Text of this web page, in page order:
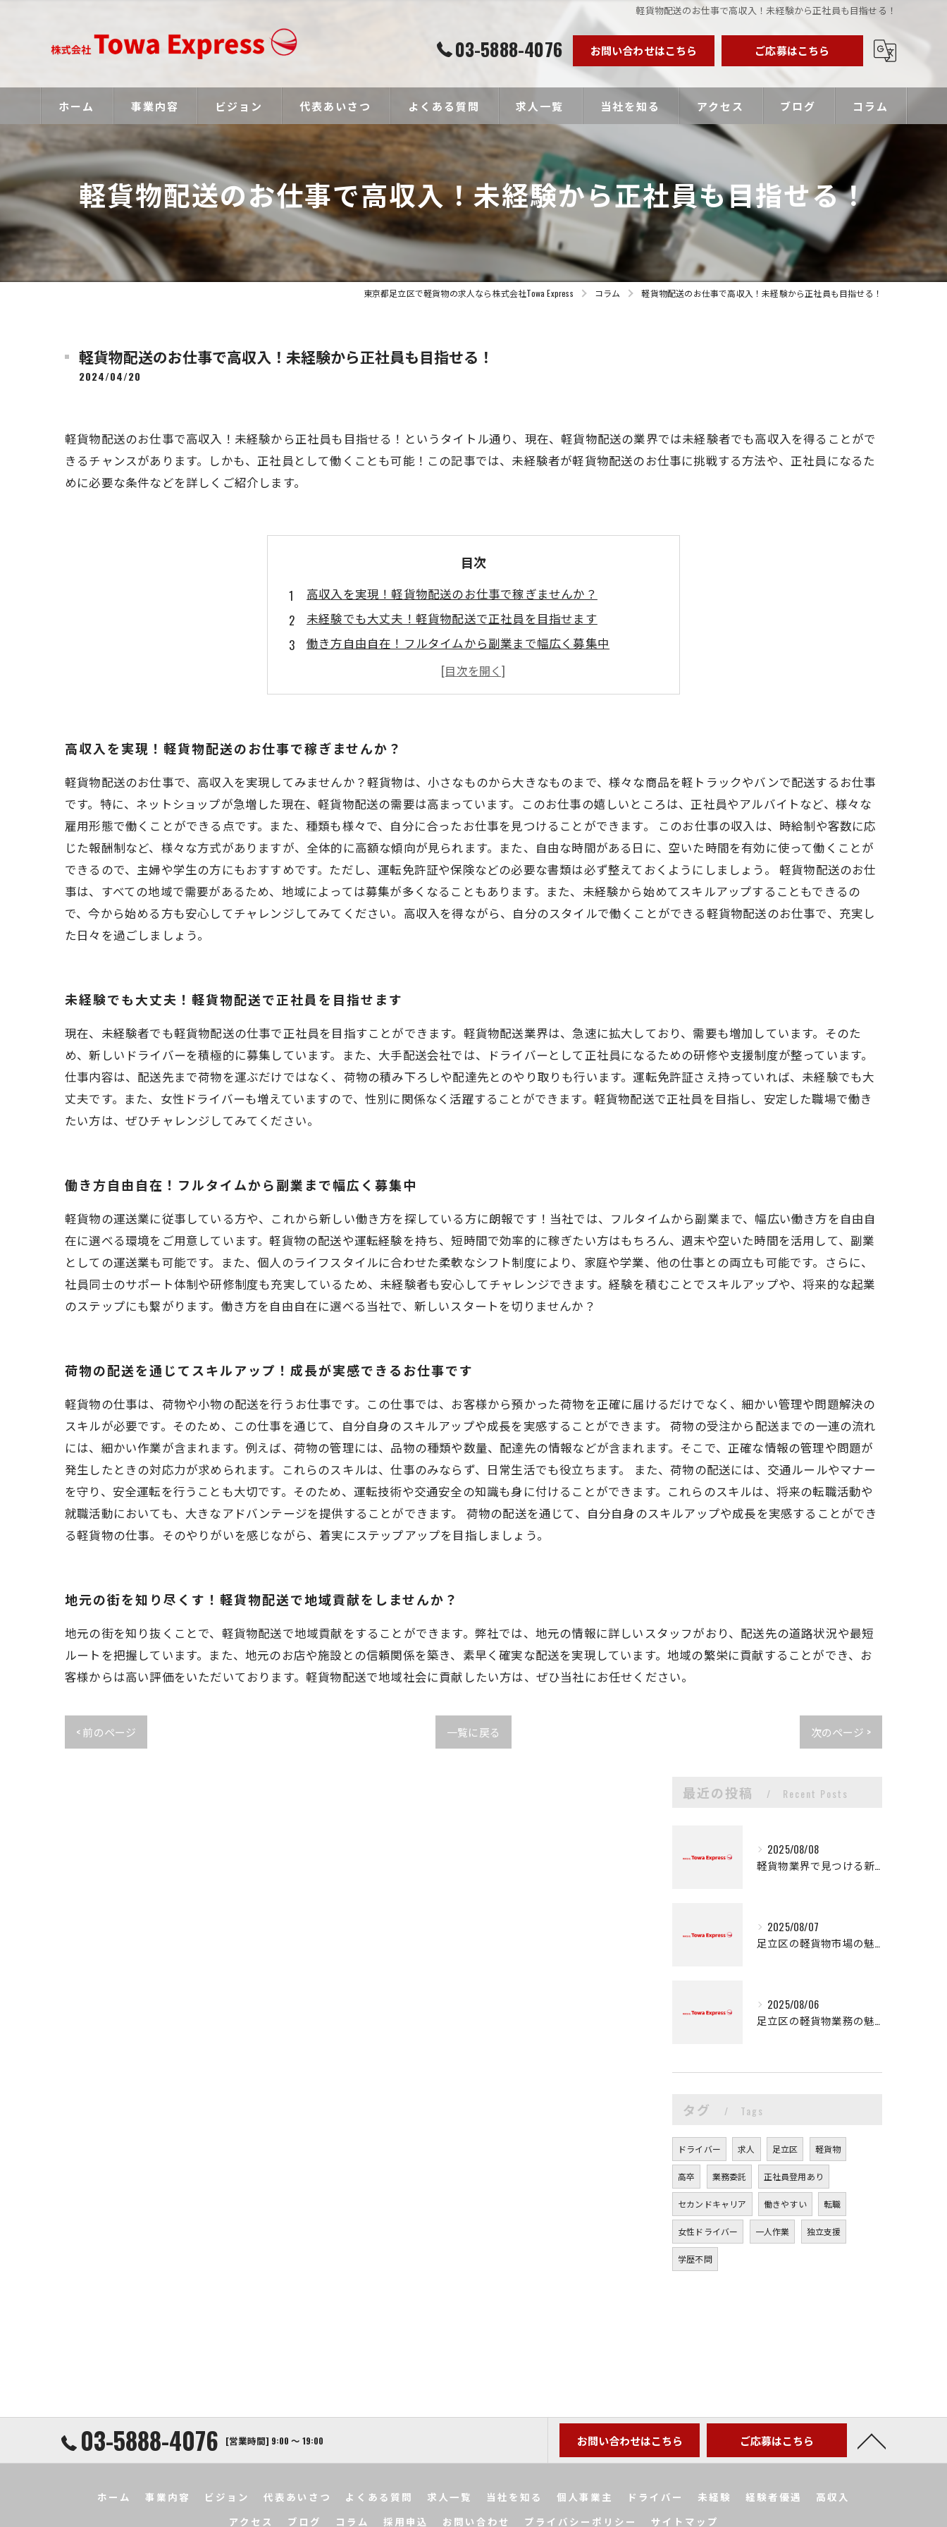
軽貨物配送のお仕事で高収入！未経験から正社員も目指せる！
03-5888-4076 お問い合わせはこちら ご応募はこちら
ホーム 事業内容 ビジョン 代表あいさつ よくある質問 求人一覧 当社を知る
個人事業主
ドライバー
未経験
経験者優遇
高収入
アクセス ブログ コラム
軽貨物配送のお仕事で高収入！未経験から正社員も目指せる！
東京都足立区で軽貨物の求人なら株式会社Towa Express コラム 軽貨物配送のお仕事で高収入！未経験から正社員も目指せる！
軽貨物配送のお仕事で高収入！未経験から正社員も目指せる！
2024/04/20
軽貨物配送のお仕事で高収入！未経験から正社員も目指せる！というタイトル通り、現在、軽貨物配送の業界では未経験者でも高収入を得ることがで
きるチャンスがあります。しかも、正社員として働くことも可能！この記事では、未経験者が軽貨物配送のお仕事に挑戦する方法や、正社員になるた
めに必要な条件などを詳しくご紹介します。
目次
高収入を実現！軽貨物配送のお仕事で稼ぎませんか？
未経験でも大丈夫！軽貨物配送で正社員を目指せます
働き方自由自在！フルタイムから副業まで幅広く募集中
荷物の配送を通じてスキルアップ！成長が実感できるお仕事です
地元の街を知り尽くす！軽貨物配送で地域貢献をしませんか？
高収入を実現！軽貨物配送のお仕事で稼ぎませんか？
軽貨物配送のお仕事で、高収入を実現してみませんか？軽貨物は、小さなものから大きなものまで、様々な商品を軽トラックやバンで配送するお仕事
です。特に、ネットショップが急増した現在、軽貨物配送の需要は高まっています。このお仕事の嬉しいところは、正社員やアルバイトなど、様々な
雇用形態で働くことができる点です。また、種類も様々で、自分に合ったお仕事を見つけることができます。 このお仕事の収入は、時給制や客数に応
じた報酬制など、様々な方式がありますが、全体的に高額な傾向が見られます。また、自由な時間がある日に、空いた時間を有効に使って働くことが
できるので、主婦や学生の方にもおすすめです。ただし、運転免許証や保険などの必要な書類は必ず整えておくようにしましょう。 軽貨物配送のお仕
事は、すべての地域で需要があるため、地域によっては募集が多くなることもあります。また、未経験から始めてスキルアップすることもできるの
で、今から始める方も安心してチャレンジしてみてください。高収入を得ながら、自分のスタイルで働くことができる軽貨物配送のお仕事で、充実し
た日々を過ごしましょう。
未経験でも大丈夫！軽貨物配送で正社員を目指せます
現在、未経験者でも軽貨物配送の仕事で正社員を目指すことができます。軽貨物配送業界は、急速に拡大しており、需要も増加しています。そのた
め、新しいドライバーを積極的に募集しています。また、大手配送会社では、ドライバーとして正社員になるための研修や支援制度が整っています。
仕事内容は、配送先まで荷物を運ぶだけではなく、荷物の積み下ろしや配達先とのやり取りも行います。運転免許証さえ持っていれば、未経験でも大
丈夫です。また、女性ドライバーも増えていますので、性別に関係なく活躍することができます。軽貨物配送で正社員を目指し、安定した職場で働き
たい方は、ぜひチャレンジしてみてください。
働き方自由自在！フルタイムから副業まで幅広く募集中
軽貨物の運送業に従事している方や、これから新しい働き方を探している方に朗報です！当社では、フルタイムから副業まで、幅広い働き方を自由自
在に選べる環境をご用意しています。軽貨物の配送や運転経験を持ち、短時間で効率的に稼ぎたい方はもちろん、週末や空いた時間を活用して、副業
としての運送業も可能です。また、個人のライフスタイルに合わせた柔軟なシフト制度により、家庭や学業、他の仕事との両立も可能です。さらに、
社員同士のサポート体制や研修制度も充実しているため、未経験者も安心してチャレンジできます。経験を積むことでスキルアップや、将来的な起業
のステップにも繋がります。働き方を自由自在に選べる当社で、新しいスタートを切りませんか？
荷物の配送を通じてスキルアップ！成長が実感できるお仕事です
軽貨物の仕事は、荷物や小物の配送を行うお仕事です。この仕事では、お客様から預かった荷物を正確に届けるだけでなく、細かい管理や問題解決の
スキルが必要です。そのため、この仕事を通じて、自分自身のスキルアップや成長を実感することができます。 荷物の受注から配送までの一連の流れ
には、細かい作業が含まれます。例えば、荷物の管理には、品物の種類や数量、配達先の情報などが含まれます。そこで、正確な情報の管理や問題が
発生したときの対応力が求められます。これらのスキルは、仕事のみならず、日常生活でも役立ちます。 また、荷物の配送には、交通ルールやマナー
を守り、安全運転を行うことも大切です。そのため、運転技術や交通安全の知識も身に付けることができます。これらのスキルは、将来の転職活動や
就職活動においても、大きなアドバンテージを提供することができます。 荷物の配送を通じて、自分自身のスキルアップや成長を実感することができ
る軽貨物の仕事。そのやりがいを感じながら、着実にステップアップを目指しましょう。
地元の街を知り尽くす！軽貨物配送で地域貢献をしませんか？
地元の街を知り抜くことで、軽貨物配送で地域貢献をすることができます。弊社では、地元の情報に詳しいスタッフがおり、配送先の道路状況や最短
ルートを把握しています。また、地元のお店や施設との信頼関係を築き、素早く確実な配送を実現しています。地域の繁栄に貢献することができ、お
客様からは高い評価をいただいております。軽貨物配送で地域社会に貢献したい方は、ぜひ当社にお任せください。
< 前のページ 一覧に戻る 次のページ >
最近の投稿 Recent Posts
2025/08/08
軽貨物業界で見つける新たなキャリアの可能性
2025/08/07
足立区の軽貨物市場の魅力
2025/08/06
足立区の軽貨物業務の魅力
タグ Tags
ドライバー 求人 足立区 軽貨物
高卒 業務委託 正社員登用あり
セカンドキャリア 働きやすい 転職
女性ドライバー 一人作業 独立支援
学歴不問
03-5888-4076 [営業時間] 9:00 〜 19:00 お問い合わせはこちら ご応募はこちら
ホーム 事業内容 ビジョン 代表あいさつ よくある質問 求人一覧 当社を知る 個人事業主 ドライバー 未経験 経験者優遇
高収入
アクセス
ブログ コラム 採用申込 お問い合わせ プライバシーポリシー サイトマップ